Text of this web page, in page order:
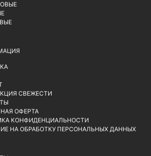
СВЕЖЕСТИ
ОФЕРТА
КОНФИДЕНЦИАЛЬНОСТИ
НА ОБРАБОТКУ ПЕРСОНАЛЬНЫХ ДАННЫХ